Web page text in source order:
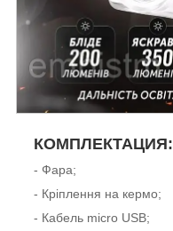
КОМПЛЕКТАЦИЯ:
- Фара;
- Кріплення на кермо;
- Кабель micro USB;